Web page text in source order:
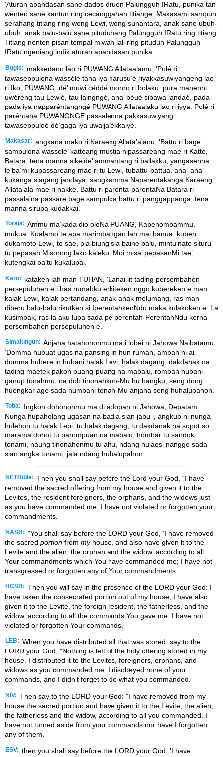
‘Aturan apahdasan sane dados druen Palungguh IRatu, punika tan
wenten sane kantun ring cecanggahan titiange. Makasami sampun
serahang titiang ring wong Lewi, wong sunantara, anak sane ubuh-
ubuh, anak balu-balu sane pituduhang Palungguh IRatu ring titiang.
Titiang nenten pisan tempal miwah lali ring pituduh Palungguh
IRatu ngeniang indik aturan apahdasan punika.
Bugis:
makkedano lao ri PUWANG Allataalamu, ‘Polé ri
tawaseppulona wassélé tana iya harusu’é riyakkasuwiyangeng lao
ri Iko, PUWANG, dé’ muwi céddé monro ri bolaku; pura manenni
uwéréng tau Léwié, tau laingngé, ana’ béué sibawa jandaé, pada-
pada iya napparéntangngé PUWANG Allataalaku lao ri iyya. Polé ri
paréntana PUWANGNGE passalenna pakkasuwiyang
tawaseppuloé dé’gaga iya uwajjalékkaiyé.
Makasar: angkana mako ri Karaeng Allata’alanu, ‘Battu ri bage
sampulona wassele’ kattoang mustia nipassareang mae ri Katte,
Batara, tena manna sike’de’ ammantang ri ballakku; yangasenna
le’ba’mi kupassareang mae ri tu Lewi, tubattu-battua, ana’-ana’
kukanga siagang jandaya, sangkamma Naparentakanga Karaeng
Allata’ala mae ri nakke. Battu ri parenta-parentaNa Batara ri
passala’na passare bage sampuloa battu ri panggappanga, tena
manna sirupa kudakkai.
Toraja: Ammu ma’kada dio oloNa PUANG, Kapenombammu,
mukua: Kualamo te apa marimbangan lan mai banua; kuben
dukamoto Lewi, to sae, pia biung sia baine balu, mintu’nato situru’
tu pepasan Misorong lako kaleku. Moi misa’ pepasanMi tae’
kutengkai ba’tu kukalupai.
Karo:
kataken lah man TUHAN, 'Lanai lit tading persembahen
persepuluhen e i bas rumahku erkiteken nggo kubereken e man
kalak Lewi, kalak pertandang, anak-anak melumang, ras man
diberu balu-balu rikutken si IperentahkenNdu maka kulakoken e. La
kusimbak, ras la aku lupa sada pe perentah-PerentahNdu kerna
persembahen persepuluhen e.
Simalungun: Anjaha hatahononmu ma i lobei ni Jahowa Naibatamu,
ʻDomma hubuat ugas na pansing in hun rumah, ambah ni ai
domma hubere in hubani halak Levi, halak dagang, dakdanak na
tading maetek pakon puang-puang na mabalu, romban hubani
ganup tonahmu, na dob tinonahkon-Mu hu bangku; seng dong
huengkar age sada humbani tonah-Mu anjaha seng huhalupahon.
Toba:
Ingkon dohononmu ma di adopan ni Jahowa, Debatam:
Nunga hupaholang ugasan na badia sian jabu i, angkup ni nunga
hulehon tu halak Lepi, tu halak dagang, tu dakdanak na sopot so
marama dohot tu parompuan na mabalu, hombar tu sandok
tonami, naung tinonahonmu tu ahu, ndang hulaosi nanggo sada
sian angka tonami, jala ndang huhalupahon.
NETBible: Then you shall say before the Lord your God, “I have
removed the sacred offering from my house and given it to the
Levites, the resident foreigners, the orphans, and the widows just
as you have commanded me. I have not violated or forgotten your
commandments.
NASB: "You shall say before the LORD your God, ‘I have removed
the sacred portion from myhouse, and also have given it to the
Levite and the alien, the orphan and the widow, according to all
Your commandments which You have commanded me; I have not
transgressed or forgotten any of Your commandments.
HCSB: Then you will say in the presence of the LORD your God: I
have taken the consecrated portion out of my house; I have also
given it to the Levite, the foreign resident, the fatherless, and the
widow, according to all the commands You gave me. I have not
violated or forgotten Your commands.
LEB: When you have distributed all that was stored, say to the
LORD your God, "Nothing is left of the holy offering stored in my
house. I distributed it to the Levites, foreigners, orphans, and
widows as you commanded me. I disobeyed none of your
commands, and I didn’t forget to do what you commanded.
NIV: Then say to the LORD your God: "I have removed from my
house the sacred portion and have given it to the Levite, the alien,
the fatherless and the widow, according to all you commanded. I
have not turned aside from your commands nor have I forgotten
any of them.
ESV: then you shall say before the LORD your God, 'I have